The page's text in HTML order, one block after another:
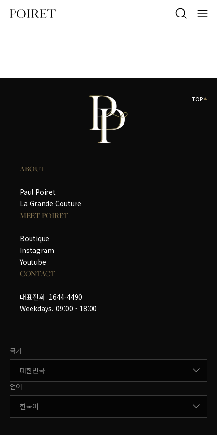
ABOUT
Paul Poiret
La Grande Couture
MEET POIRET
Boutique
Instagram
Youtube
CONTACT
대표전화: 1644-4490
Weekdays. 09:00 - 18:00
국가
국가변경
언어
언어변경
TOP